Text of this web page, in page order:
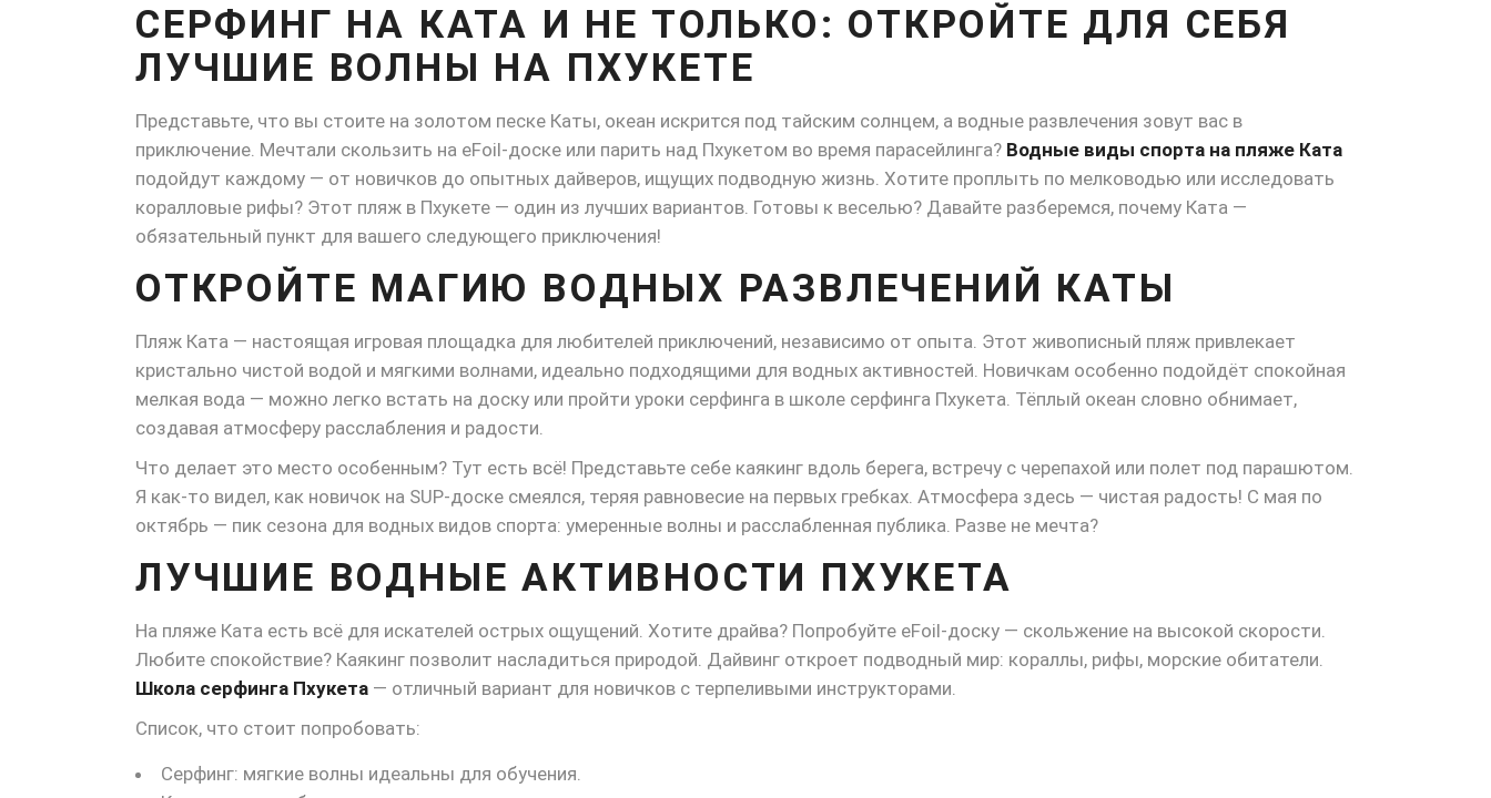
СЕРФИНГ НА КАТА И НЕ ТОЛЬКО: ОТКРОЙТЕ ДЛЯ СЕБЯ
ЛУЧШИЕ ВОЛНЫ НА ПХУКЕТЕ
Представьте, что вы стоите на золотом песке Каты, океан искрится под тайским солнцем, а водные развлечения зовут вас в
приключение. Мечтали скользить на eFoil-доске или парить над Пхукетом во время парасейлинга? Водные виды спорта на пляже Ката
подойдут каждому — от новичков до опытных дайверов, ищущих подводную жизнь. Хотите проплыть по мелководью или исследовать
коралловые рифы? Этот пляж в Пхукете — один из лучших вариантов. Готовы к веселью? Давайте разберемся, почему Ката —
обязательный пункт для вашего следующего приключения!
ОТКРОЙТЕ МАГИЮ ВОДНЫХ РАЗВЛЕЧЕНИЙ КАТЫ
Пляж Ката — настоящая игровая площадка для любителей приключений, независимо от опыта. Этот живописный пляж привлекает
кристально чистой водой и мягкими волнами, идеально подходящими для водных активностей. Новичкам особенно подойдёт спокойная
мелкая вода — можно легко встать на доску или пройти уроки серфинга в школе серфинга Пхукета. Тёплый океан словно обнимает,
создавая атмосферу расслабления и радости.
Что делает это место особенным? Тут есть всё! Представьте себе каякинг вдоль берега, встречу с черепахой или полет под парашютом.
Я как-то видел, как новичок на SUP-доске смеялся, теряя равновесие на первых гребках. Атмосфера здесь — чистая радость! С мая по
октябрь — пик сезона для водных видов спорта: умеренные волны и расслабленная публика. Разве не мечта?
ЛУЧШИЕ ВОДНЫЕ АКТИВНОСТИ ПХУКЕТА
На пляже Ката есть всё для искателей острых ощущений. Хотите драйва? Попробуйте eFoil-доску — скольжение на высокой скорости.
Любите спокойствие? Каякинг позволит насладиться природой. Дайвинг откроет подводный мир: кораллы, рифы, морские обитатели.
Школа серфинга Пхукета — отличный вариант для новичков с терпеливыми инструкторами.
Список, что стоит попробовать:
Серфинг: мягкие волны идеальны для обучения.